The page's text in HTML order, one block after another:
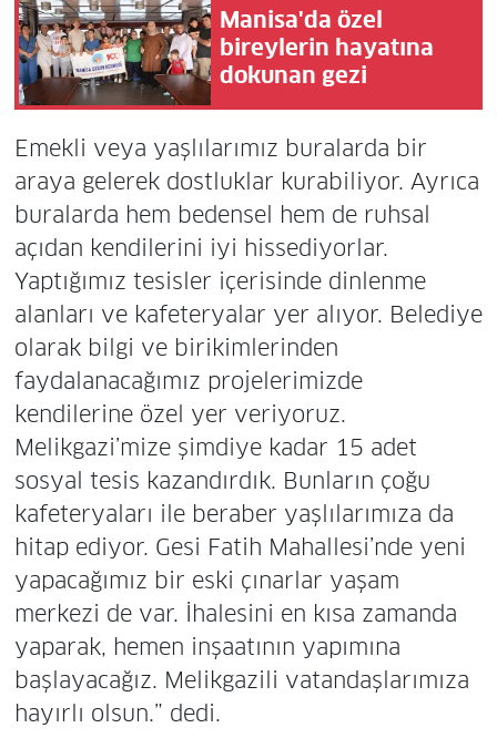
Manisa'da özel
bireylerin hayatına
dokunan gezi
Emekli veya yaşlılarımız buralarda bir
araya gelerek dostluklar kurabiliyor. Ayrıca
buralarda hem bedensel hem de ruhsal
açıdan kendilerini iyi hissediyorlar.
Yaptığımız tesisler içerisinde dinlenme
alanları ve kafeteryalar yer alıyor. Belediye
olarak bilgi ve birikimlerinden
faydalanacağımız projelerimizde
kendilerine özel yer veriyoruz.
Melikgazi’mize şimdiye kadar 15 adet
sosyal tesis kazandırdık. Bunların çoğu
kafeteryaları ile beraber yaşlılarımıza da
hitap ediyor. Gesi Fatih Mahallesi’nde yeni
yapacağımız bir eski çınarlar yaşam
merkezi de var. İhalesini en kısa zamanda
yaparak, hemen inşaatının yapımına
başlayacağız. Melikgazili vatandaşlarımıza
hayırlı olsun.” dedi.